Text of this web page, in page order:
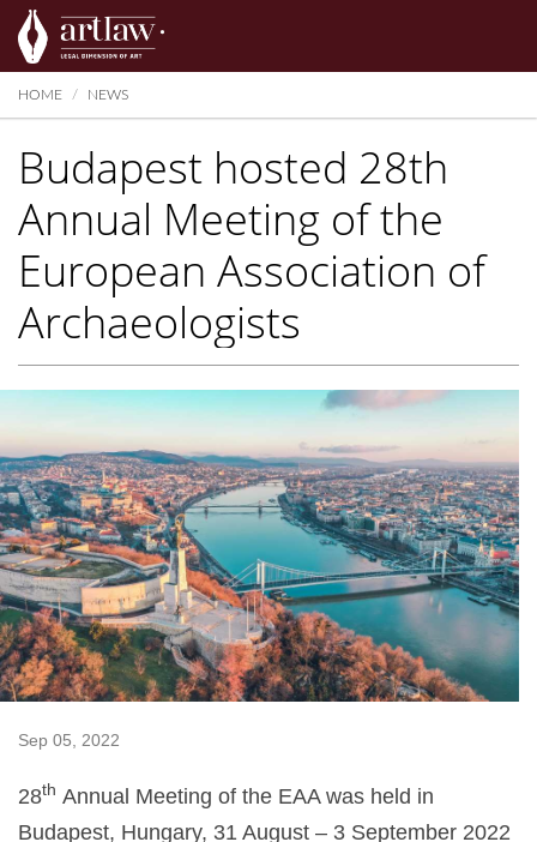
Summarize
HOME NEWS
Budapest hosted 28th
Annual Meeting of the
European Association of
Archaeologists
Sep 05, 2022
28th Annual Meeting of the EAA was held in
Budapest, Hungary, 31 August – 3 September 2022